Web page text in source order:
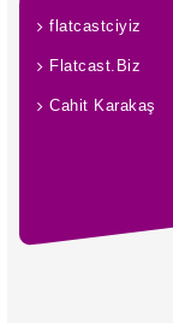
flatcastciyiz
Flatcast.Biz
Cahit Karakaş